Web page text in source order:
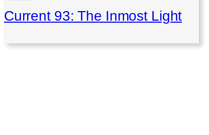
Current 93: The Inmost Light